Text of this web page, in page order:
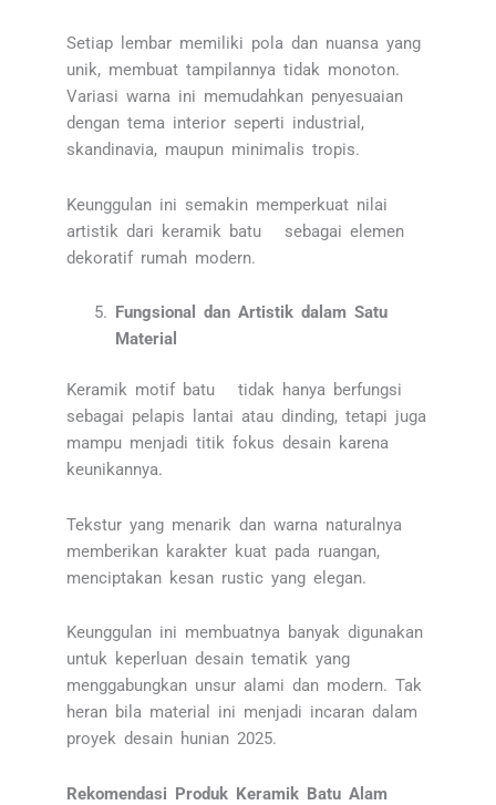
Setiap lembar memiliki pola dan nuansa yang
unik, membuat tampilannya tidak monoton.
Variasi warna ini memudahkan penyesuaian
dengan tema interior seperti industrial,
skandinavia, maupun minimalis tropis.
Keunggulan ini semakin memperkuat nilai
artistik dari keramik batu sebagai elemen
dekoratif rumah modern.
Fungsional dan Artistik dalam Satu
Material
Keramik motif batu tidak hanya berfungsi
sebagai pelapis lantai atau dinding, tetapi juga
mampu menjadi titik fokus desain karena
keunikannya.
Tekstur yang menarik dan warna naturalnya
memberikan karakter kuat pada ruangan,
menciptakan kesan rustic yang elegan.
Keunggulan ini membuatnya banyak digunakan
untuk keperluan desain tematik yang
menggabungkan unsur alami dan modern. Tak
heran bila material ini menjadi incaran dalam
proyek desain hunian 2025.
Rekomendasi Produk Keramik Batu Alam